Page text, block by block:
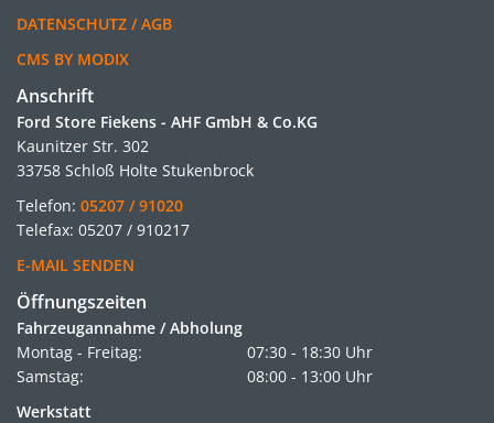
DATENSCHUTZ / AGB
CMS BY MODIX
Anschrift
Ford Store Fiekens - AHF GmbH & Co.KG
Kaunitzer Str. 302
33758 Schloß Holte Stukenbrock
Telefon: 05207 / 91020
Telefax: 05207 / 910217
E-MAIL SENDEN
Öffnungszeiten
Fahrzeugannahme / Abholung
Montag - Freitag:
07:30 - 18:30 Uhr
Samstag:
08:00 - 13:00 Uhr
Werkstatt